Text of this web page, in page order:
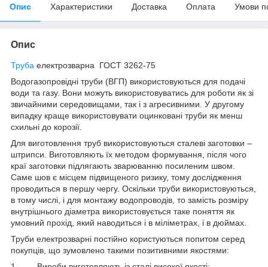
Опис Характеристики Доставка Оплата Умови
Опис
Труба електрозварна ГОСТ 3262-75
Водогазопровідні труби (ВГП) використовуються для подачі
води та газу. Вони можуть використовуватись для роботи як зі
звичайними середовищами, так і з агресивними. У другому
випадку краще використовувати оцинковані труби як менш
схильні до корозії.
Для виготовлення труб використовуються сталеві заготовки –
штрипси. Виготовляють їх методом формування, після чого
краї заготовки підлягають зварюванню посиленим швом.
Саме шов є місцем підвищеного ризику, тому дослідження
проводиться в першу чергу. Оскільки труби використовуються,
в тому числі, і для монтажу водопроводів, то замість розміру
внутрішнього діаметра використовується таке поняття як
умовний прохід, який наводиться і в міліметрах, і в дюймах.
Труби електрозварні постійно користуються попитом серед
покупців, що зумовлено такими позитивними якостями: